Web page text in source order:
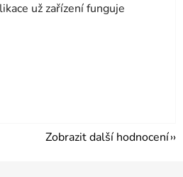
už zařízení funguje
z 5 hvězdiček.
Zobrazit další hodnocení